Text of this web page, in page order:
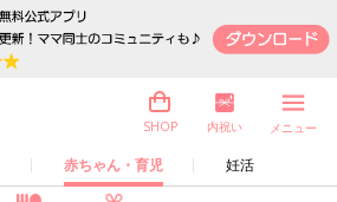
赤ちゃん・育児 妊活
SHOP 内祝い メニュー